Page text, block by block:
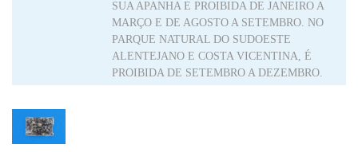
SUA APANHA E PROIBIDA DE JANEIRO A
MARÇO E DE AGOSTO A SETEMBRO. NO
PARQUE NATURAL DO SUDOESTE
ALENTEJANO E COSTA VICENTINA, É
PROIBIDA DE SETEMBRO A DEZEMBRO.